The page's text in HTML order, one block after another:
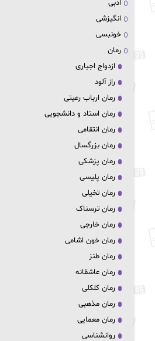
ادبی
انگیزشی
خونبسی
رمان
ازدواج اجباری
راز آلود
رمان ارباب رعیتی
رمان استاد و دانشجویی
رمان انتقامی
رمان بزرگسال
رمان پزشکی
رمان پلیسی
رمان تخیلی
رمان ترسناک
رمان خارجی
رمان خون اشامی
رمان طنز
رمان عاشقانه
رمان کلکلی
رمان مذهبی
رمان معمایی
روانشناسی